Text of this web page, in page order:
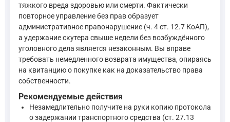
Для решения вопроса о возврате скутера до суда
Гражданин, организация, иные лица могут обратиться в
—Кодекс административного судопроизводства
Подтвердить право собственности на скутер при
Собственнику принадлежат права владения,
—Гражданский кодекс Российской Федерации, ст. 209
тяжкого вреда здоровью или смерти. Фактически
повторное управление без прав образует
административное правонарушение (ч. 4 ст. 12.7 КоАП),
а удержание скутера свыше недели без возбуждённого
уголовного дела является незаконным. Вы вправе
требовать немедленного возврата имущества, опираясь
на квитанцию о покупке как на доказательство права
собственности.
Рекомендуемые действия
Незамедлительно получите на руки копию протокола
о задержании транспортного средства (ст. 27.13